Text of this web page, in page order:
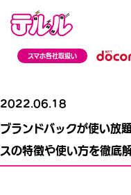
スマホ各社取扱い
2022.06.18
ブランドバックが使い放
スの特徴や使い方を徹底